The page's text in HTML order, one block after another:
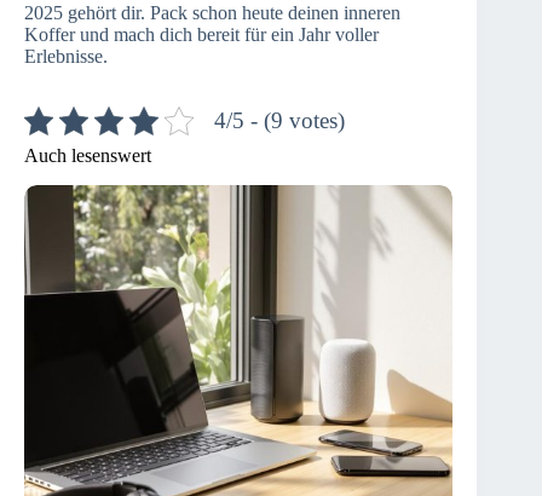
2025 gehört dir. Pack schon heute deinen inneren
Koffer und mach dich bereit für ein Jahr voller
Erlebnisse.
4/5 - (9 votes)
Auch lesenswert